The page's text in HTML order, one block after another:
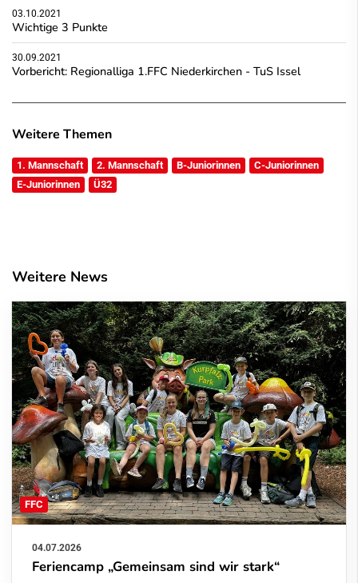
03.10.2021
Wichtige 3 Punkte
30.09.2021
Vorbericht: Regionalliga 1.FFC Niederkirchen - TuS Issel
Weitere Themen
1. Mannschaft 2. Mannschaft B-Juniorinnen
C-Juniorinnen
E-Juniorinnen
Ü32
Weitere News
FFC
04.07.2026
Feriencamp „Gemeinsam sind wir stark“